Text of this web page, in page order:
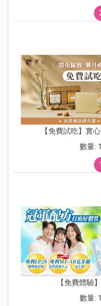
【免費試吃】實
數量:
【免費體驗
數量: